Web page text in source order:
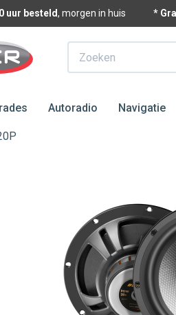
uur besteld, morgen in huis *
Zoeken
Autoradio Navigatie